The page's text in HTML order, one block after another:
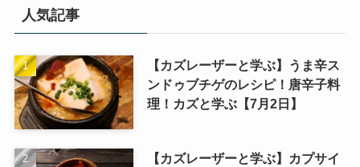
人気記事
【カズレーザーと学ぶ】うま辛ス
ンドゥブチゲのレシピ！唐辛子料
理！カズと学ぶ【7月2日】
【カズレーザーと学ぶ】カプサイ